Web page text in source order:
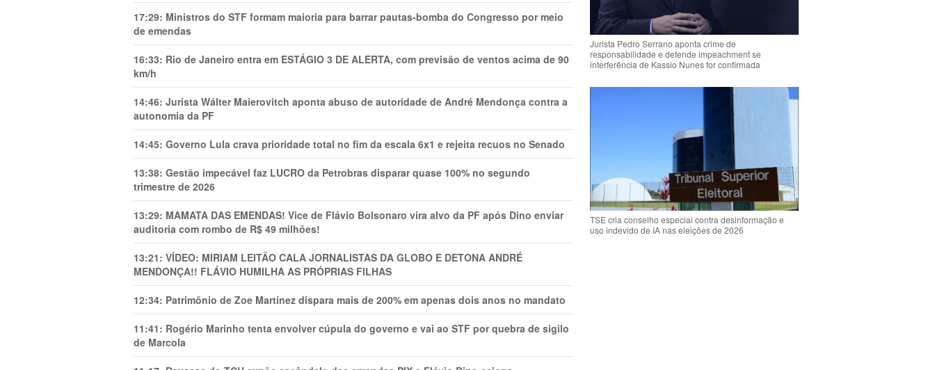
17:29: Ministros do STF formam maioria para barrar pautas-bomba do Congresso por meio
de emendas
16:33: Rio de Janeiro entra em ESTÁGIO 3 DE ALERTA, com previsão de ventos acima de 90
km/h
14:46: Jurista Wálter Maierovitch aponta abuso de autoridade de André Mendonça contra a
autonomia da PF
14:45: Governo Lula crava prioridade total no fim da escala 6x1 e rejeita recuos no Senado
13:38: Gestão impecável faz LUCRO da Petrobras disparar quase 100% no segundo
trimestre de 2026
13:29: MAMATA DAS EMENDAS! Vice de Flávio Bolsonaro vira alvo da PF após Dino enviar
auditoria com rombo de R$ 49 milhões!
13:21: VÍDEO: MIRIAM LEITÃO CALA JORNALISTAS DA GLOBO E DETONA ANDRÉ
MENDONÇA!! FLÁVIO HUMILHA AS PRÓPRIAS FILHAS
12:34: Patrimônio de Zoe Martínez dispara mais de 200% em apenas dois anos no mandato
11:41: Rogério Marinho tenta envolver cúpula do governo e vai ao STF por quebra de sigilo
de Marcola
Jurista Pedro Serrano aponta crime de
responsabilidade e defende impeachment se
interferência de Kassio Nunes for confirmada
TSE cria conselho especial contra desinformação e
uso indevido de IA nas eleições de 2026